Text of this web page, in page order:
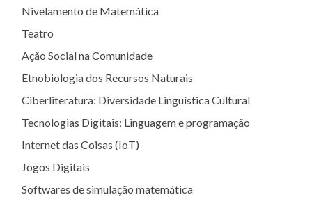
Nivelamento de Matemática
Teatro
Ação Social na Comunidade
Etnobiologia dos Recursos Naturais
Ciberliteratura: Diversidade Linguística Cultural
Tecnologias Digitais: Linguagem e programação
Internet das Coisas (IoT)
Jogos Digitais
Softwares de simulação matemática